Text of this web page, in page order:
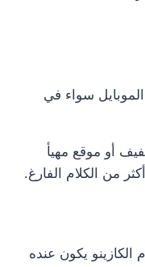
سواء في
أو موقع مهيأ
من الكلام الفارغ.
الكازينو يكون عنده